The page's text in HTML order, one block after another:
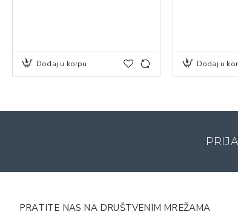
Dodaj u korpu Dodaj u
PRATITE NAS NA DRUŠTVENIM MREŽAMA